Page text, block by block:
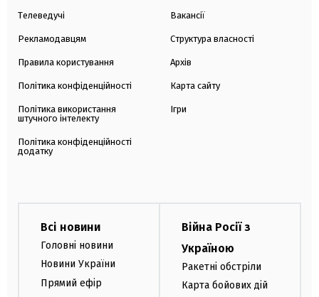
Телеведучі
Рекламодавцям
Правила користування
Політика конфіденційності
Політика використання
штучного інтелекту
Політика конфіденційності
додатку
Вакансії
Структура власності
Архів
Карта сайту
Ігри
Всі новини
Головні новини
Новини України
Прямий ефір
Війна Росії з
Україною
Ракетні обстріли
Карта бойових дій